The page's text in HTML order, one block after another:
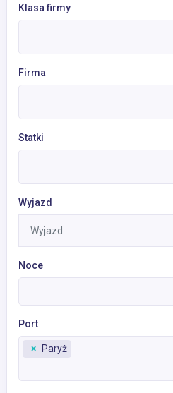
Klasa firmy
Firma
Statki
Wyjazd
Noce
Port
× Paryż